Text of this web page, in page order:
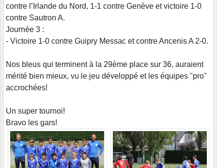
contre l’Irlande du Nord, 1-1 contre Genève et victoire 1-0
contre Sautron A.
Journée 3 :
- Victoire 1-0 contre Guipry Messac et contre Ancenis A 2-0.
Nos bleus qui terminent à la 29ème place sur 36, auraient
mérité bien mieux, vu le jeu développé et les équipes "pro"
accrochées!
Un super tournoi!
Bravo les gars!